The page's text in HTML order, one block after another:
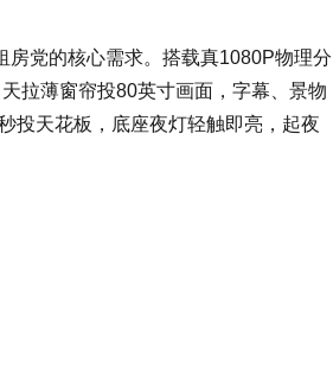
党的核心需求。搭载真1080P物理分
拉薄窗帘投80英寸画面，字幕、景物
投天花板，底座夜灯轻触即亮，起夜